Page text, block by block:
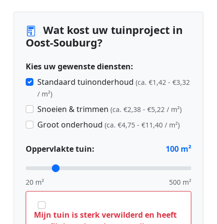
Wat kost uw tuinproject in
Oost-Souburg?
Kies uw gewenste diensten:
Standaard tuinonderhoud (ca. €1,42 - €3,32
/ m²)
Snoeien & trimmen (ca. €2,38 - €5,22 / m²)
Groot onderhoud (ca. €4,75 - €11,40 / m²)
Oppervlakte tuin: 100 m²
20 m² 500 m²
Mijn tuin is sterk verwilderd en heeft